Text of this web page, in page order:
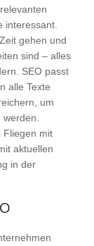
interessant.
gehen und
sind – alles
SEO passt
alle Texte
um
Fliegen mit
aktuellen
in der